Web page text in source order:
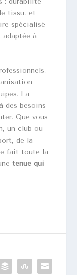
tissu, et
spécialisé
adaptée à
La
des besoins
Que vous
un club ou
de la
fait toute la
tenue qui